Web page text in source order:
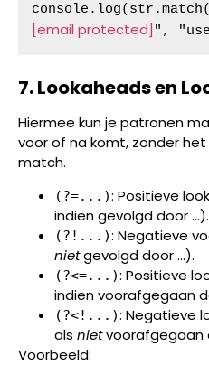
[email protected] ",
7. Lookaheads en
Hiermee kun je patronen
voor of na komt, zonder
match.
(?=...): Positieve
indien gevolgd door ...).
(?!...): Negatieve
nietgevolgd door ...).
(?<=...): Positieve
indien voorafgegaan
(?<!...): Negatieve
als nietvoorafgegaan
Voorbeeld: